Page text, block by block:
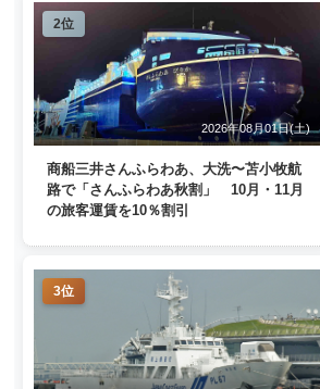
2位
2026年08月01日(土)
商船三井さんふらわあ、大洗〜苫小牧航
路で「さんふらわあ秋割」 10月・11月
の旅客運賃を10％割引
3位